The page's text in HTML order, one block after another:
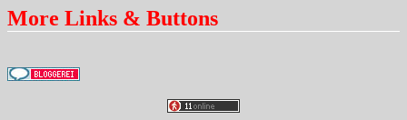
More Links & Buttons